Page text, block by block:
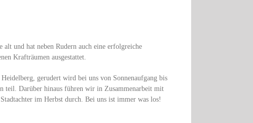
und hat neben Rudern auch eine erfolgreiche
Krafträumen ausgestattet.
gerudert wird bei uns von Sonnenaufgang bis
teil. Darüber hinaus führen wir in Zusammenarbeit mit
im Herbst durch. Bei uns ist immer was los!